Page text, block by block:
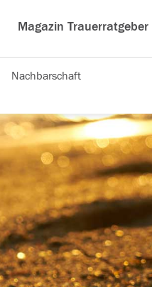
Magazin Trauerratgeber
Nachbarschaft